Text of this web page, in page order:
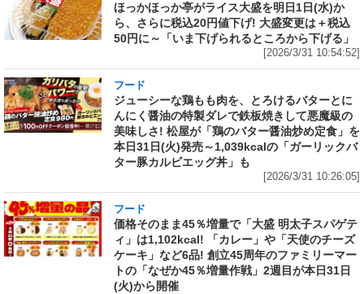
ほっかほっか亭がライス大盛を明日1日(水)か
ら、さらに税込20円値下げ! 大盛変更は＋税込
50円に～「いま下げられるところから下げる」
[2026/3/31 10:54:52]
フード
ジューシーな鶏もも肉を、とろけるバターとに
んにく醤油の特製ダレで鉄板焼きして悪魔級の
美味しさ! 松屋が「鶏のバター醤油炒め定食」を
本日31日(火)発売～1,039kcalの「ガーリックバ
ター豚カルビエッグ丼」も
[2026/3/31 10:26:05]
フード
価格そのまま45％増量で「大盛 明太子スパゲテ
ィ」は1,102kcal! 「カレー」や「天使のチーズ
ケーキ」など6品! 創立45周年のファミリーマー
トの「なぜか45％増量作戦」2週目が本日31日
(火)から開催